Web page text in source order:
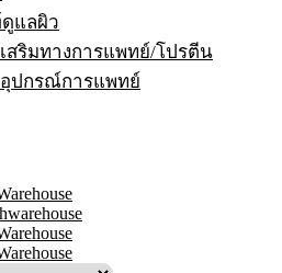
แลผิว
สริมทางการแพทย์/โปรตีน
อุปกรณ์การแพทย์